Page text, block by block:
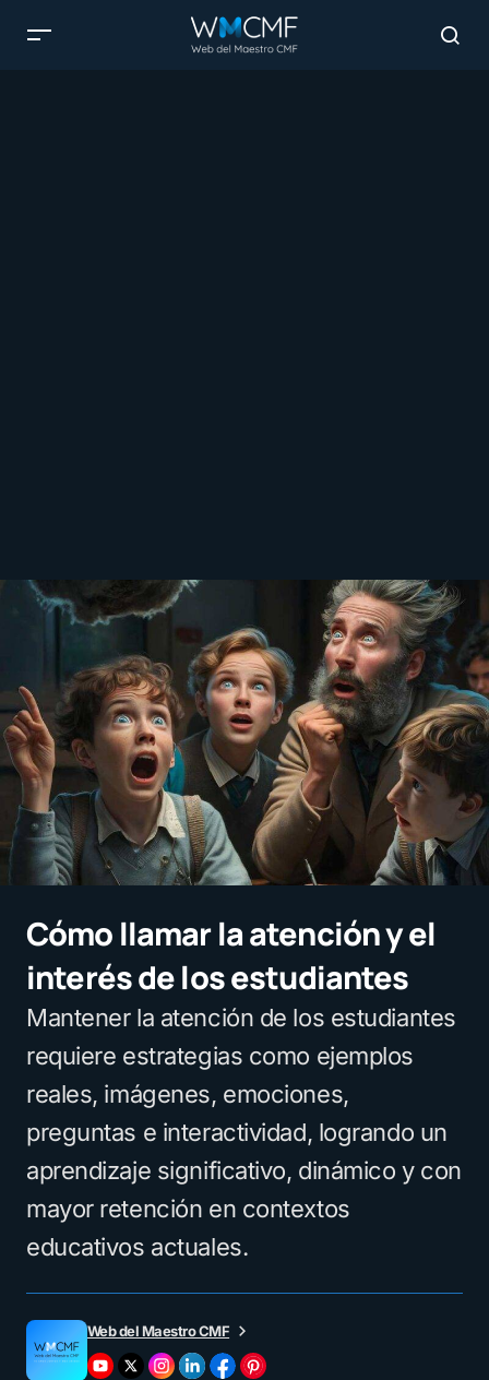
Cómo llamar la atención y el
interés de los estudiantes
Mantener la atención de los estudiantes
requiere estrategias como ejemplos
reales, imágenes, emociones,
preguntas e interactividad, logrando un
aprendizaje significativo, dinámico y con
mayor retención en contextos
educativos actuales.
Web del Maestro CMF